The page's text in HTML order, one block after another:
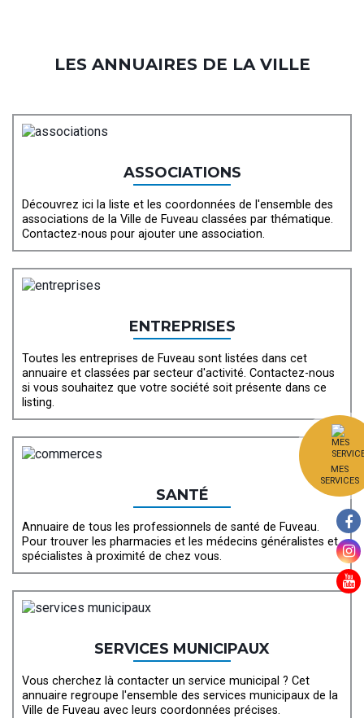
MES
SERVICES
LES ANNUAIRES DE LA VILLE
ASSOCIATIONS
Découvrez ici la liste et les coordonnées de l'ensemble des
associations de la Ville de Fuveau classées par thématique.
Contactez-nous pour ajouter une association.
ENTREPRISES
Toutes les entreprises de Fuveau sont listées dans cet
annuaire et classées par secteur d'activité. Contactez-nous
si vous souhaitez que votre société soit présente dans ce
listing.
SANTÉ
Annuaire de tous les professionnels de santé de Fuveau.
Pour trouver les pharmacies et les médecins généralistes et
spécialistes à proximité de chez vous.
SERVICES MUNICIPAUX
Vous cherchez là contacter un service municipal ? Cet
annuaire regroupe l'ensemble des services municipaux de la
Ville de Fuveau avec leurs coordonnées précises.